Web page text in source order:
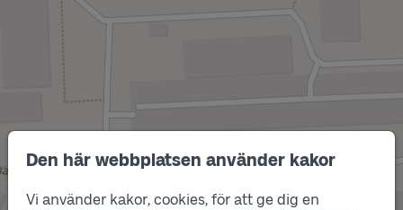
Den här webbplatsen använder kakor
Vi använder kakor, cookies, för att ge dig en